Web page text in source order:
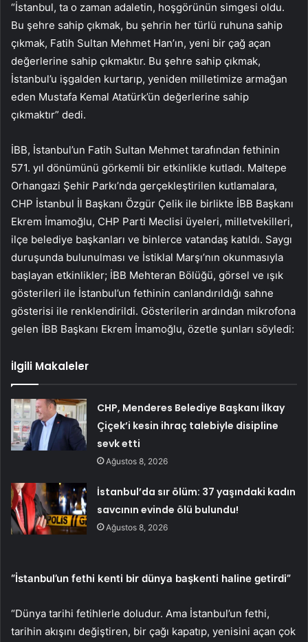
“İstanbul, ta o zaman adaletin, hoşgörünün simgesi oldu.
Bu şehre sahip çıkmak, bu şehrin her türlü ruhuna sahip
çıkmak, Fatih Sultan Mehmet Han’ın, yeni bir çağ açan
değerlerine sahip çıkmaktır. Bu şehre sahip çıkmak,
İstanbul’u işgalden kurtarıp, yeniden milletimize armağan
eden Mustafa Kemal Atatürk’ün değerlerine sahip
çıkmaktır” dedi.
İBB, İstanbul’un Fatih Sultan Mehmet tarafından fethinin
571. yıl dönümünü görkemli bir etkinlikle kutladı. Maltepe
Orhangazi Şehir Parkı’nda gerçekleştirilen kutlamalara,
CHP İstanbul İl Başkanı Özgür Çelik ile birlikte İBB Başkanı
Ekrem İmamoğlu, CHP Parti Meclisi üyeleri, milletvekilleri,
ilçe belediye başkanları ve binlerce vatandaş katıldı. Saygı
duruşunda bulunulması ve İstiklal Marşı’nın okunmasıyla
başlayan etkinlikler; İBB Mehteran Bölüğü, görsel ve ışık
gösterileri ile İstanbul’un fethinin canlandırıldığı sahne
gösterisi ile renklendirildi. Gösterilerin ardından mikrofona
gelen İBB Başkanı Ekrem İmamoğlu, özetle şunları söyledi:
İlgili Makaleler
CHP, Menderes Belediye Başkanı İlkay
Çiçek’i kesin ihraç talebiyle disipline
sevk etti
Ağustos 8, 2026
İstanbul’da sır ölüm: 37 yaşındaki kadın
savcının evinde ölü bulundu!
Ağustos 8, 2026
“İstanbul’un fethi kenti bir dünya başkenti haline getirdi”
“Dünya tarihi fetihlerle doludur. Ama İstanbul’un fethi,
tarihin akışını değiştiren, bir çağı kapatıp, yenisini açan çok